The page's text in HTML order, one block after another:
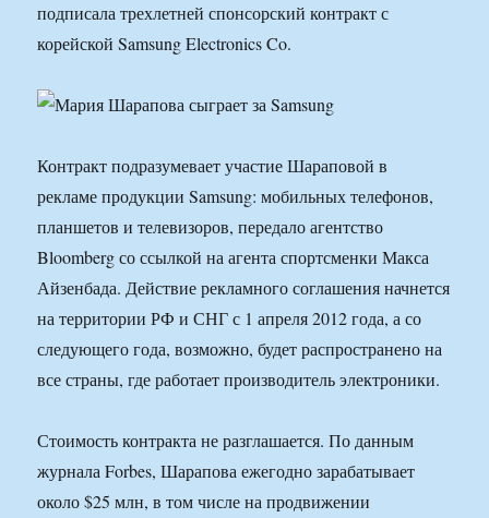
подписала трехлетней спонсорский контракт с
корейской Samsung Electronics Co.
Контракт подразумевает участие Шараповой в
рекламе продукции Samsung: мобильных телефонов,
планшетов и телевизоров, передало агентство
Bloomberg со ссылкой на агента спортсменки Макса
Айзенбада. Действие рекламного соглашения начнется
на территории РФ и СНГ с 1 апреля 2012 года, а со
следующего года, возможно, будет распространено на
все страны, где работает производитель электроники.
Стоимость контракта не разглашается. По данным
журнала Forbes, Шарапова ежегодно зарабатывает
около $25 млн, в том числе на продвижении